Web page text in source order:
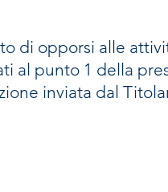
di opporsi alle
al punto 1 della
inviata dal